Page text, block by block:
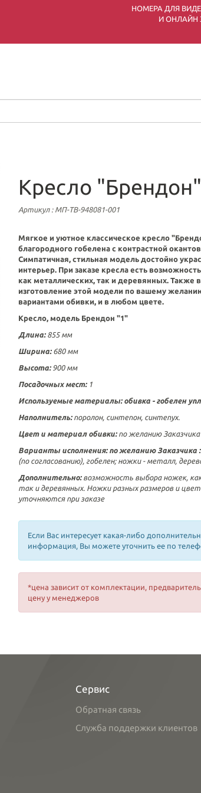
НОМЕРА ДЛЯ
И ОНЛАЙН
Кресло "Брендон"
Артикул: МП-ТВ-948081-001
Мягкое и уютное классическое кресло
благородного гобелена с контрастной
Симпатичная, стильная модель достойно
интерьер. При заказе кресла есть
как металлических, так и деревянных. Также
изготовление этой модели по вашему
вариантами обивки, и в любом цвете.
Кресло, модель Брендон "1"
Длина:855 мм
Ширина: 680 мм
Высота:900 мм
Посадочных мест:1
Используемые материалы: обивка - гобелен
Наполнитель:поролон, синтепон, синтепух.
Цвет и материал обивки: по желанию Заказчика
Варианты исполнения: по желанию Заказчика :
(по согласованию), гобелен; ножки - металл,
Дополнительно:возможность выбора ножек,
так и деревянных. Ножки разных размеров и
уточняются при заказе
Если Вас интересует какая-либо
информация, Вы можете уточнить ее по
*цена зависит от комплектации,
цену у менеджеров
Сервис
Обратная связь
Служба поддержки клиентов